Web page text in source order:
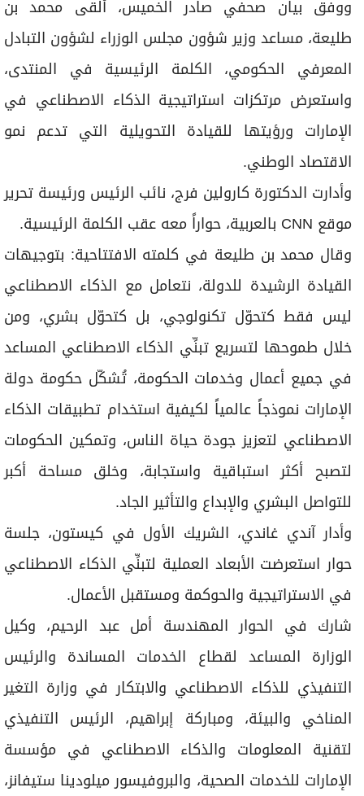
ووفق بيان صحفي صادر الخميس، ألقى محمد بن
طليعة، مساعد وزير شؤون مجلس الوزراء لشؤون التبادل
المعرفي الحكومي، الكلمة الرئيسية في المنتدى،
واستعرض مرتكزات استراتيجية الذكاء الاصطناعي في
الإمارات ورؤيتها للقيادة التحويلية التي تدعم نمو
الاقتصاد الوطني.
وأدارت الدكتورة كارولين فرج، نائب الرئيس ورئيسة تحرير
موقع CNN بالعربية، حواراً معه عقب الكلمة الرئيسية.
وقال محمد بن طليعة في كلمته الافتتاحية: بتوجيهات
القيادة الرشيدة للدولة، نتعامل مع الذكاء الاصطناعي
ليس فقط كتحوّل تكنولوجي، بل كتحوّل بشري، ومن
خلال طموحها لتسريع تبنِّي الذكاء الاصطناعي المساعد
في جميع أعمال وخدمات الحكومة، تُشكّل حكومة دولة
الإمارات نموذجاً عالمياً لكيفية استخدام تطبيقات الذكاء
الاصطناعي لتعزيز جودة حياة الناس، وتمكين الحكومات
لتصبح أكثر استباقية واستجابة، وخلق مساحة أكبر
للتواصل البشري والإبداع والتأثير الجاد.
وأدار آندي غاندي، الشريك الأول في كيستون، جلسة
حوار استعرضت الأبعاد العملية لتبنِّي الذكاء الاصطناعي
في الاستراتيجية والحوكمة ومستقبل الأعمال.
شارك في الحوار المهندسة أمل عبد الرحيم، وكيل
الوزارة المساعد لقطاع الخدمات المساندة والرئيس
التنفيذي للذكاء الاصطناعي والابتكار في وزارة التغير
المناخي والبيئة، ومباركة إبراهيم، الرئيس التنفيذي
لتقنية المعلومات والذكاء الاصطناعي في مؤسسة
الإمارات للخدمات الصحية، والبروفيسور ميلودينا ستيفانز،